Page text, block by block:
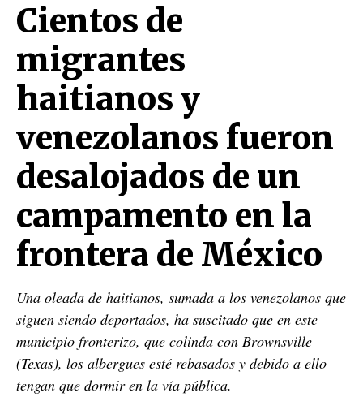
Cientos de
migrantes
haitianos y
venezolanos fueron
desalojados de un
campamento en la
frontera de México
Una oleada de haitianos, sumada a los venezolanos que
siguen siendo deportados, ha suscitado que en este
municipio fronterizo, que colinda con Brownsville
(Texas), los albergues esté rebasados y debido a ello
tengan que dormir en la vía pública.